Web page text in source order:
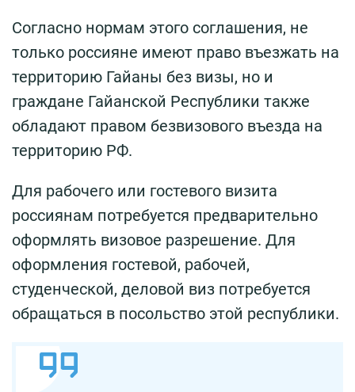
Согласно нормам этого соглашения, не
только россияне имеют право въезжать на
территорию Гайаны без визы, но и
граждане Гайанской Республики также
обладают правом безвизового въезда на
территорию РФ.
Для рабочего или гостевого визита
россиянам потребуется предварительно
оформлять визовое разрешение. Для
оформления гостевой, рабочей,
студенческой, деловой виз потребуется
обращаться в посольство этой республики.